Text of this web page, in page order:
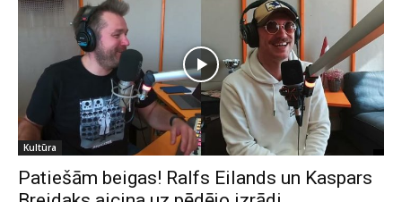
Kultūra
Patiešām beigas! Ralfs Eilands un Kaspars